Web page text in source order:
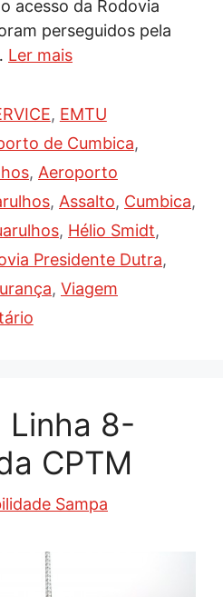
acesso da Rodovia
perseguidos pela
Ler mais
, EMTU
de Cumbica,
, Aeroporto
, Assalto, Cumbica,
, Hélio Smidt,
Presidente Dutra,
, Viagem
Linha 8-
CPTM
Sampa